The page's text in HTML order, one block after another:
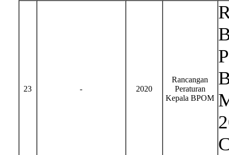
23 - 2020
Rancangan
Peraturan
Kepala BPOM